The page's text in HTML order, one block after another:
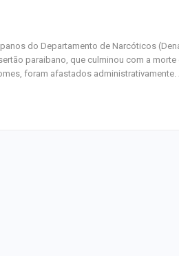
do Departamento de Narcóticos
paraibano, que culminou com a
foram afastados administrativamente.